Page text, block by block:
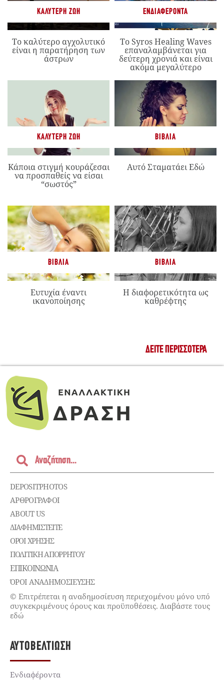
ΚΑΛΎΤΕΡΗ ΖΩΉ
Το καλύτερο αγχολυτικό
είναι η παρατήρηση των
άστρων
ΕΝΔΙΑΦΈΡΟΝΤΑ
Το Syros Healing Waves
επαναλαμβάνεται για
δεύτερη χρονιά και είναι
ακόμα μεγαλύτερο
ΚΑΛΎΤΕΡΗ ΖΩΉ
Κάποια στιγμή κουράζεσαι
να προσπαθείς να είσαι
“σωστός”
ΒΙΒΛΊΑ
Αυτό Σταματάει Εδώ
ΒΙΒΛΊΑ
Ευτυχία έναντι
ικανοποίησης
ΒΙΒΛΊΑ
Η διαφορετικότητα ως
καθρέφτης
ΔΕΊΤΕ ΠΕΡΙΣΣΌΤΕΡΑ
DEPOSITPHOTOS
ΑΡΘΡΟΓΡΑΦΟΙ
ABOUT US
ΔΙΑΦΗΜΙΣΤΕΊΤΕ
ΌΡΟΙ ΧΡΉΣΗΣ
ΠΟΛΙΤΙΚΉ ΑΠΟΡΡΉΤΟΥ
ΕΠΙΚΟΙΝΩΝΊΑ
ΌΡΟΙ ΑΝΑΔΗΜΟΣΙΕΥΣΗΣ
© Επιτρέπεται η αναδημοσίευση περιεχομένου μόνο υπό
συγκεκριμένους όρους και προϋποθέσεις. Διαβάστε τους
εδώ
ΑΥΤΟΒΕΛΤΊΩΣΗ
Ενδιαφέροντα